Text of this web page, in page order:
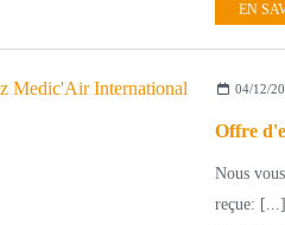
EN
04/12/
Nous
reçue: